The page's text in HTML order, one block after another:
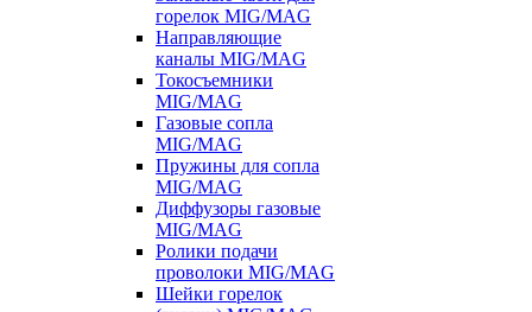
горелок MIG/MAG
Направляющие
каналы MIG/MAG
Токосъемники
MIG/MAG
Газовые сопла
MIG/MAG
Пружины для сопла
MIG/MAG
Диффузоры газовые
MIG/MAG
Ролики подачи
проволоки MIG/MAG
Шейки горелок